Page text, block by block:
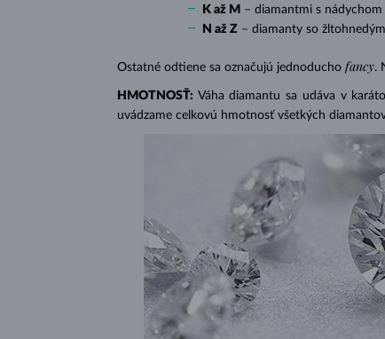
K až M – diamantmi s
N až Z – diamanty so
Ostatné odtiene sa označujú jednoducho fancy.
HMOTNOSŤ: Váha diamantu sa udáva v
uvádzame celkovú hmotnosť všetkých